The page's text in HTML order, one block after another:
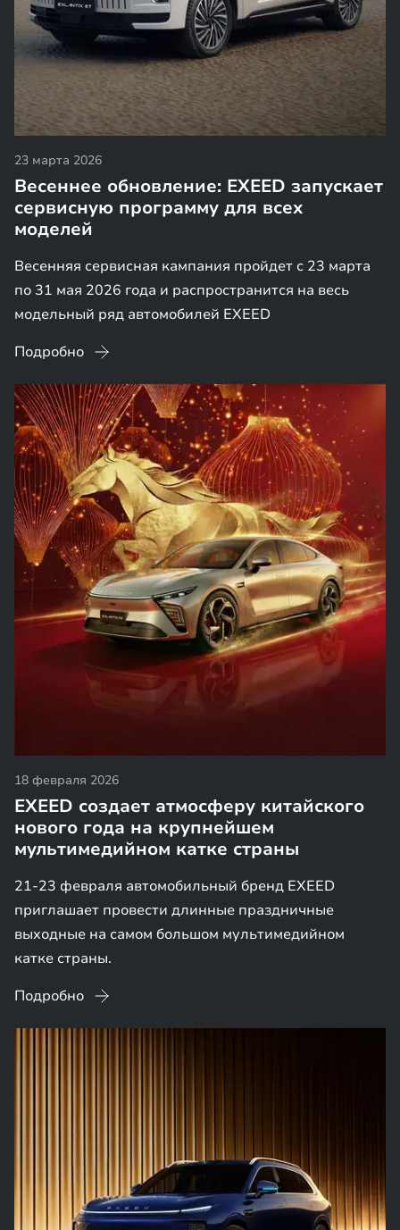
23 марта 2026
Весеннее обновление: EXEED запускает
сервисную программу для всех
моделей
Весенняя сервисная кампания пройдет с 23 марта
по 31 мая 2026 года и распространится на весь
модельный ряд автомобилей EXEED
Подробно
18 февраля 2026
EXEED создает атмосферу китайского
нового года на крупнейшем
мультимедийном катке страны
21-23 февраля автомобильный бренд EXEED
приглашает провести длинные праздничные
выходные на самом большом мультимедийном
катке страны.
Подробно